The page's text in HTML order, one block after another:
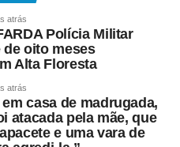
atrás
Polícia Militar
de oito meses
Alta Floresta
atrás
casa de madrugada,
atacada pela mãe, que
e uma vara de